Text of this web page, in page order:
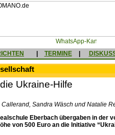
TERMINE
Ukraine-Hilfe
Sandra Wäsch und Natalie
Eberbach übergaben in der
von 500 Euro an die Initiative